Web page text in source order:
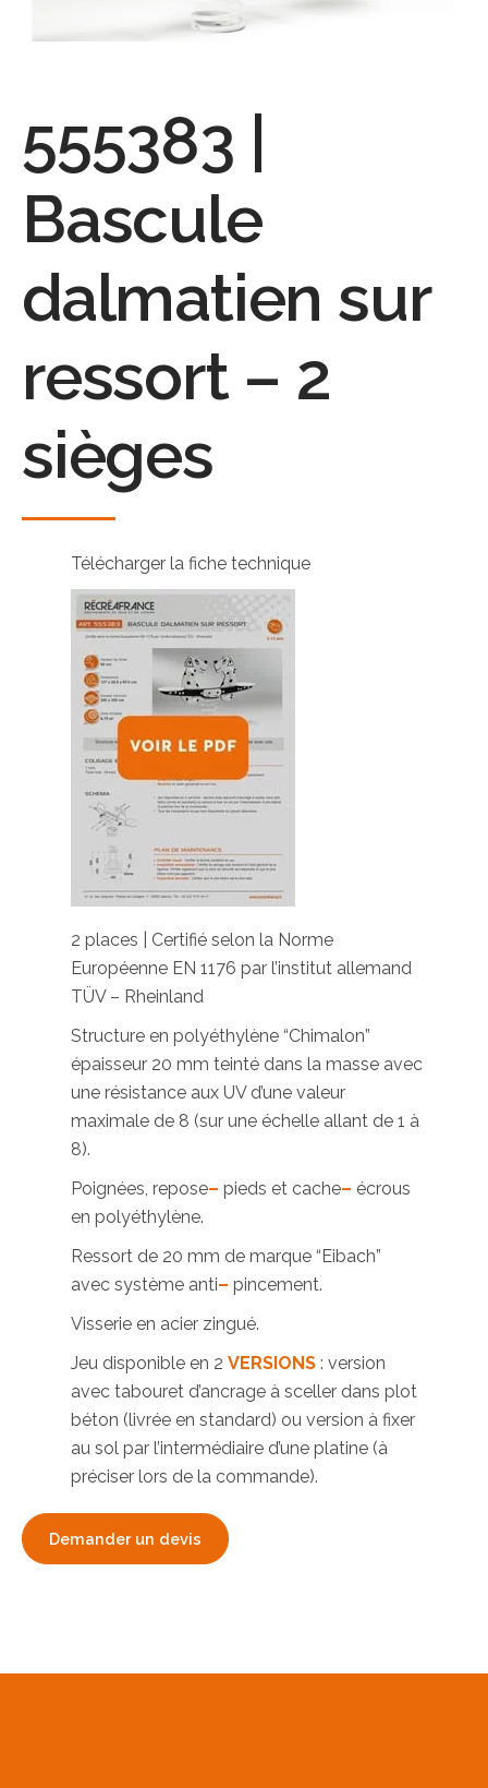
555383 |
Bascule
dalmatien sur
ressort – 2
sièges
Télécharger la fiche technique
2 places | Certifié selon la Norme
Européenne EN 1176 par l’institut allemand
TÜV – Rheinland
Structure en polyéthylène “Chimalon”
épaisseur 20 mm teinté dans la masse avec
une résistance aux UV d’une valeur
maximale de 8 (sur une échelle allant de 1 à
8).
Poignées, repose– pieds et cache– écrous
en polyéthylène.
Ressort de 20 mm de marque “Eibach”
avec système anti– pincement.
Visserie en acier zingué.
Jeu disponible en 2 VERSIONS : version
avec tabouret d’ancrage à sceller dans plot
béton (livrée en standard) ou version à fixer
au sol par l’intermédiaire d’une platine (à
préciser lors de la commande).
Demander un devis